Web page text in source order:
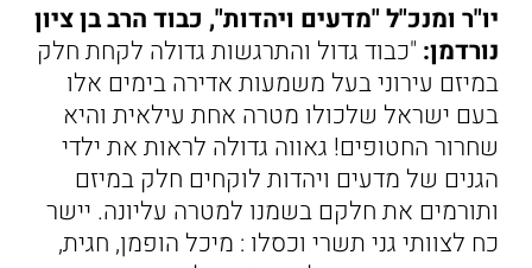
יו"ר ומנכ"ל "מדעים ויהדות", כבוד הרב בן ציון
נורדמן: "כבוד גדול והתרגשות גדולה לקחת חלק
במיזם עירוני בעל משמעות אדירה בימים אלו
בעם ישראל שלכולו מטרה אחת עילאית והיא
שחרור החטופים! גאווה גדולה לראות את ילדי
הגנים של מדעים ויהדות לוקחים חלק במיזם
ותורמים את חלקם בשמנו למטרה עליונה. יישר
כח לצוותי גני תשרי וכסלו : מיכל הופמן, חגית,